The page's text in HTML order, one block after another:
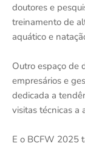
doutores e
treinamento de
aquático e
Outro espaço de
empresários e
dedicada a
visitas técnicas a
E o BCFW 2025